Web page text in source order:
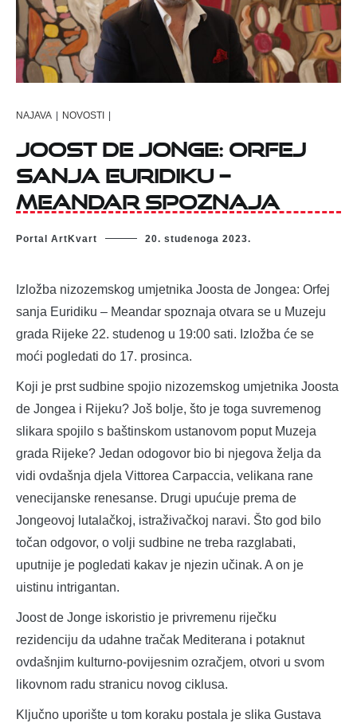
NAJAVA | NOVOSTI |
Joost de Jonge: Orfej
sanja Euridiku –
Meandar spoznaja
Portal ArtKvart 20. studenoga 2023.
Izložba nizozemskog umjetnika Joosta de Jongea: Orfej
sanja Euridiku – Meandar spoznaja otvara se u Muzeju
grada Rijeke 22. studenog u 19:00 sati. Izložba će se
moći pogledati do 17. prosinca.
Koji je prst sudbine spojio nizozemskog umjetnika Joosta
de Jongea i Rijeku? Još bolje, što je toga suvremenog
slikara spojilo s baštinskom ustanovom poput Muzeja
grada Rijeke? Jedan odogovor bio bi njegova želja da
vidi ovdašnja djela Vittorea Carpaccia, velikana rane
venecijanske renesanse. Drugi upućuje prema de
Jongeovoj lutalačkoj, istraživačkoj naravi. Što god bilo
točan odgovor, o volji sudbine ne treba razglabati,
uputnije je pogledati kakav je njezin učinak. A on je
uistinu intrigantan.
Joost de Jonge iskoristio je privremenu riječku
rezidenciju da udahne tračak Mediterana i potaknut
ovdašnjim kulturno-povijesnim ozračjem, otvori u svom
likovnom radu stranicu novog ciklusa.
Ključno uporište u tom koraku postala je slika Gustava